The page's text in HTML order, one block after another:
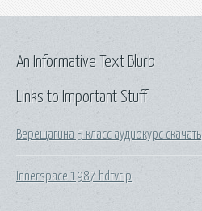
Links to Important Stuff
Верещагина 5 класс аудиокурс скачать
Innerspace 1987 hdtvrip
An Informative Text Blurb